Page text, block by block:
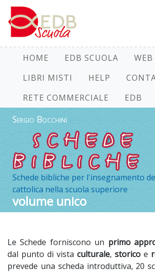
HOME EDB SCUOLA
WEB
LIBRI MISTI
HELP
RETE COMMERCIALE
EDB
Sergio Bocchini
Schede bibliche per l'insegnamento
cattolica nella scuola superiore
volume unico
Le Schede forniscono un primo
dal punto di vista culturale, storico e
prevede una scheda introduttiva, 20